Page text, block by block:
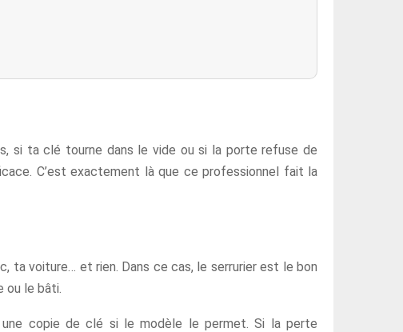
si ta clé tourne dans le vide ou si la porte refuse de
C’est exactement là que ce professionnel fait la
ta voiture… et rien. Dans ce cas, le serrurier est le bon
ou le bâti.
une copie de clé si le modèle le permet. Si la perte